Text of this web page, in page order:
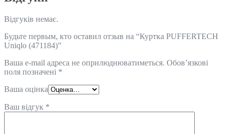
Відгуків немає.
Будьте первым, кто оставил отзыв на “Куртка PUFFERTECH
Uniqlo (471184)”
Ваша e-mail адреса не оприлюднюватиметься. Обов’язкові
поля позначені *
Ваша оцінка
Ваш відгук *